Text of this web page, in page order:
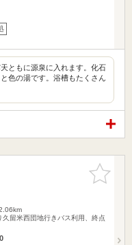
ともに源泉に入れます。化石
色の湯です。浴槽もたくさん
お気に入
りに追加
留米西団地行きバス利用、終点